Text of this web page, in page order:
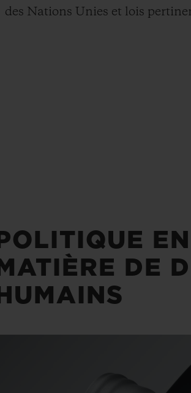
des Nations Unies et lois
POLITIQUE EN
MATIÈRE DE
HUMAINS